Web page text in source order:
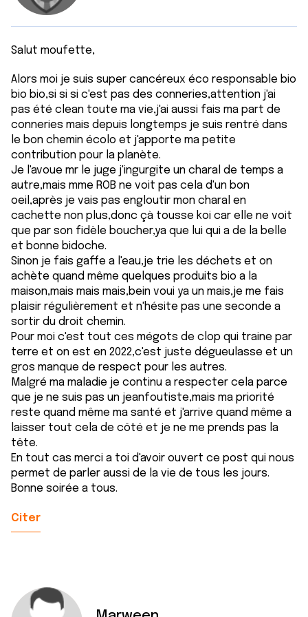
Salut moufette,
Alors moi je suis super cancéreux éco responsable bio
bio bio,si si si c'est pas des conneries,attention j'ai
pas été clean toute ma vie,j'ai aussi fais ma part de
conneries mais depuis longtemps je suis rentré dans
le bon chemin écolo et j'apporte ma petite
contribution pour la planète.
Je l'avoue mr le juge j'ingurgite un charal de temps a
autre,mais mme ROB ne voit pas cela d'un bon
oeil,après je vais pas engloutir mon charal en
cachette non plus,donc çà tousse koi car elle ne voit
que par son fidèle boucher,ya que lui qui a de la belle
et bonne bidoche.
Sinon je fais gaffe a l'eau,je trie les déchets et on
achète quand même quelques produits bio a la
maison,mais mais mais,bein voui ya un mais,je me fais
plaisir régulièrement et n'hésite pas une seconde a
sortir du droit chemin.
Pour moi c'est tout ces mégots de clop qui traine par
terre et on est en 2022,c'est juste dégueulasse et un
gros manque de respect pour les autres.
Malgré ma maladie je continu a respecter cela parce
que je ne suis pas un jeanfoutiste,mais ma priorité
reste quand même ma santé et j'arrive quand même a
laisser tout cela de côté et je ne me prends pas la
tête.
En tout cas merci a toi d'avoir ouvert ce post qui nous
permet de parler aussi de la vie de tous les jours.
Bonne soirée a tous.
Citer